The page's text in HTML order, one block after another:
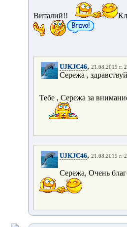
Виталий!!
UJKJC46, 21.08.2019 г.
Сережа ,
Тебе , Сережа за
UJKJC46, 21.08.2019 г.
Сережа, Очень